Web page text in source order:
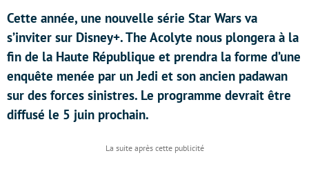
Cette année, une nouvelle série Star Wars va
s’inviter sur Disney+. The Acolyte nous plongera à la
fin de la Haute République et prendra la forme d’une
enquête menée par un Jedi et son ancien padawan
sur des forces sinistres. Le programme devrait être
diffusé le 5 juin prochain.